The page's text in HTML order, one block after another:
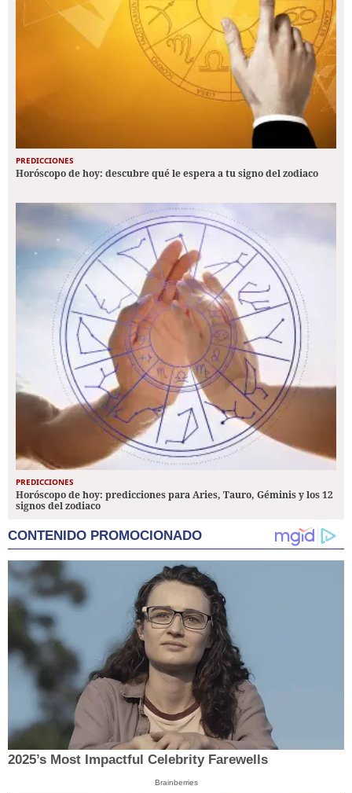
PREDICCIONES
Horóscopo de hoy: descubre qué le espera a tu signo del zodiaco
PREDICCIONES
Horóscopo de hoy: predicciones para Aries, Tauro, Géminis y los 12
signos del zodiaco
CONTENIDO PROMOCIONADO
2025’s Most Impactful Celebrity Farewells
Brainberries